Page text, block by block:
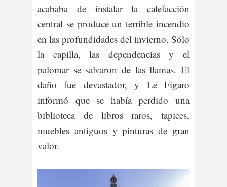
acababa de instalar la calefacción
central se produce un terrible incendio
en las profundidades del invierno. Sólo
la capilla, las dependencias y el
palomar se salvaron de las llamas. El
daño fue devastador, y Le Figaro
informó que se había perdido una
biblioteca de libros raros, tapices,
muebles antiguos y pinturas de gran
valor.